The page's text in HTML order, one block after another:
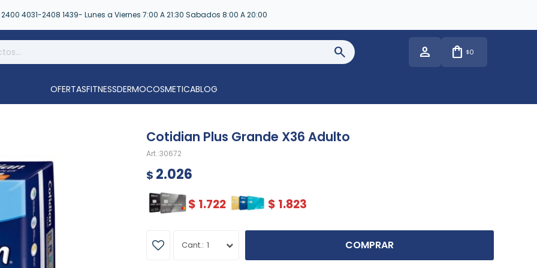
2400 4031-2408 1439- Lunes a Viernes 7:00 A 21:30 Sabados 8:00 A 20:00
$0
OFERTASFITNESSDERMOCOSMETICABLOG
Cotidian Plus Grande X36 Adulto
30672
$ 2.026
$ 1.722 $ 1.823
1 COMPRAR